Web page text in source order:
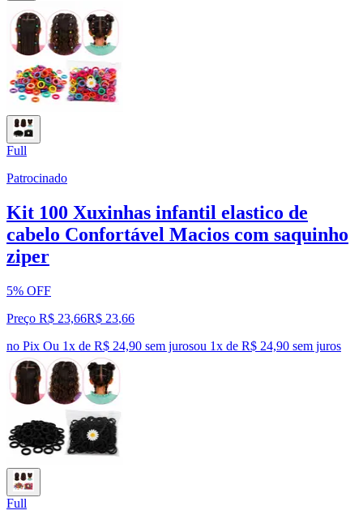
Full
Patrocinado
Kit 100 Xuxinhas infantil elastico de
cabelo Confortável Macios com saquinho
ziper
5% OFF
Preço R$ 23,66R$ 23,66
no Pix Ou 1x de R$ 24,90 sem jurosou 1x de R$ 24,90 sem juros
Full